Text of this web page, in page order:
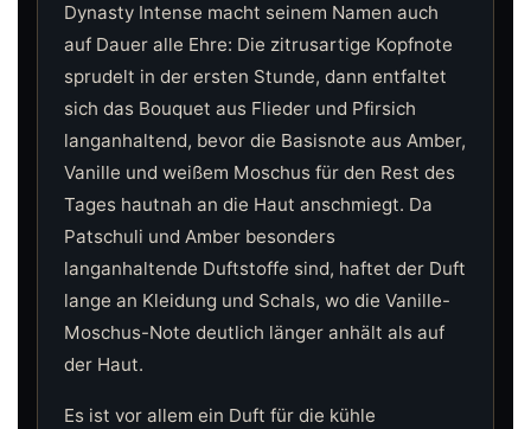
Dynasty Intense macht seinem Namen auch
auf Dauer alle Ehre: Die zitrusartige Kopfnote
sprudelt in der ersten Stunde, dann entfaltet
sich das Bouquet aus Flieder und Pfirsich
langanhaltend, bevor die Basisnote aus Amber,
Vanille und weißem Moschus für den Rest des
Tages hautnah an die Haut anschmiegt. Da
Patschuli und Amber besonders
langanhaltende Duftstoffe sind, haftet der Duft
lange an Kleidung und Schals, wo die Vanille-
Moschus-Note deutlich länger anhält als auf
der Haut.
Es ist vor allem ein Duft für die kühle